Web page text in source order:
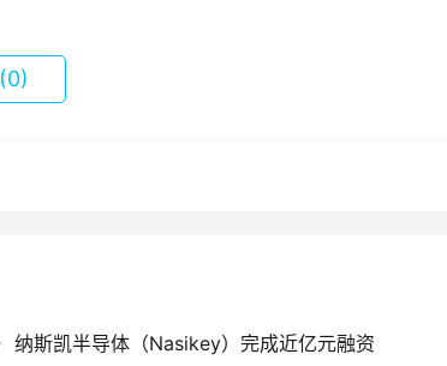
(0)
纳斯凯半导体（Nasikey）完成近亿元融资